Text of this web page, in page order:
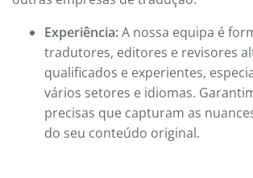
Experiência:A nossa equipa é
tradutores, editores e revisores
qualificados e experientes,
vários setores e idiomas.
precisas que capturam as
do seu conteúdo original.